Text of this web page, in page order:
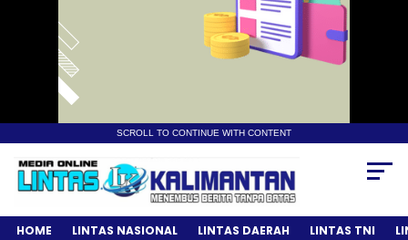
SCROLL TO CONTINUE WITH CONTENT
HOME LINTAS NASIONAL LINTAS DAERAH LINTAS TNI